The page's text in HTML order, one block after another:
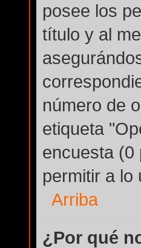
posee los
título y al
número de
etiqueta
encuesta (0
permitir a lo
Arriba
¿Por qué